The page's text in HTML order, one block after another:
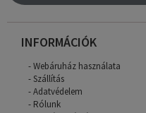
INFORMÁCIÓK
Webáruház használata
Szállítás
Adatvédelem
Rólunk